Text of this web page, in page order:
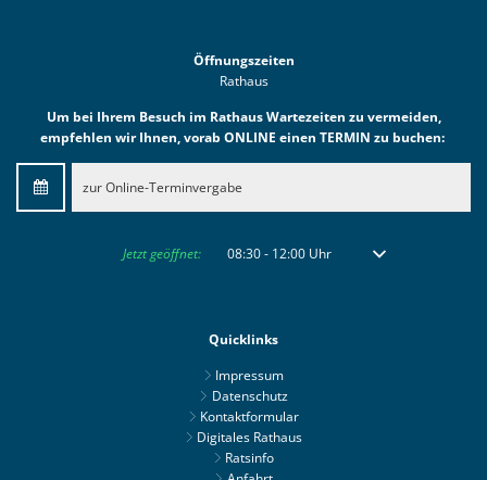
Öffnungszeiten
Rathaus
Um bei Ihrem Besuch im Rathaus Wartezeiten zu vermeiden,
empfehlen wir Ihnen, vorab ONLINE einen TERMIN zu buchen:
zur Online-Terminvergabe
Klicken, um weitere Öffnungs- oder Schließzeiten auszublenden
Jetzt geöffnet: 08:30- 12:00Uhr Von 08:30 bis 12:00
Quicklinks
Impressum
Datenschutz
Kontaktformular
Digitales Rathaus
Ratsinfo